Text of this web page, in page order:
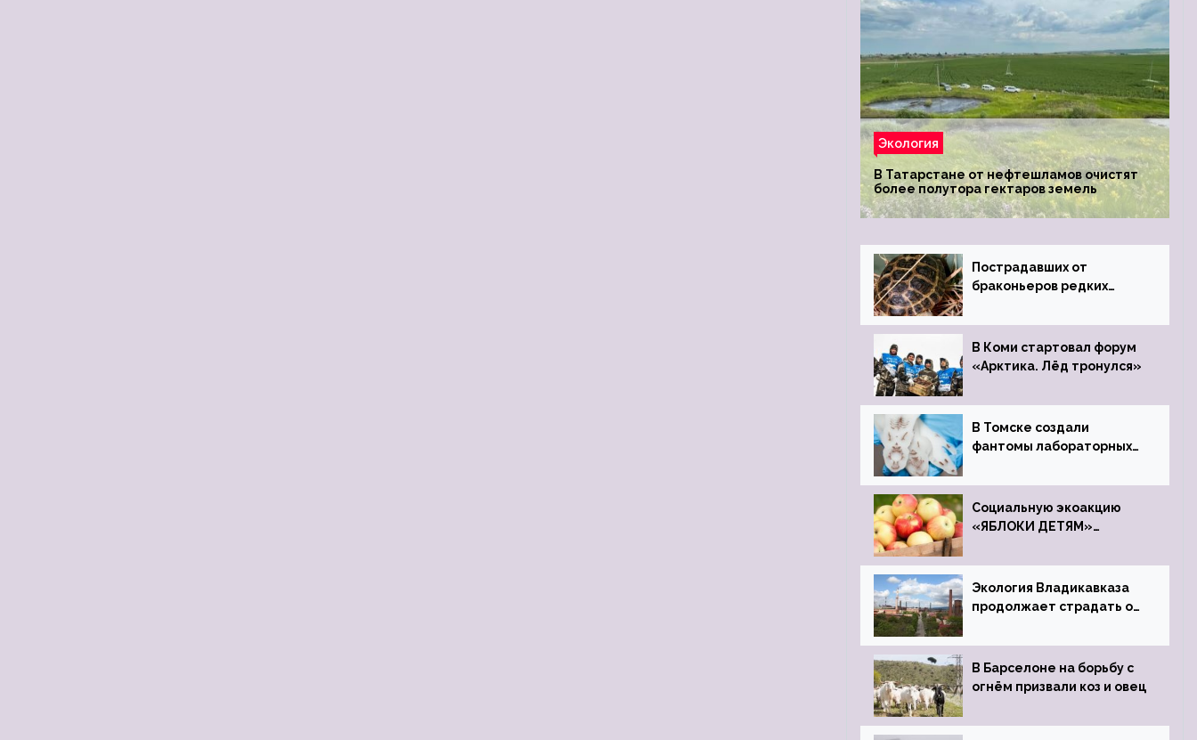
Экология
В Татарстане от нефтешламов очистят
более полутора гектаров земель
Пострадавших от
браконьеров редких
Ростовский зоопарк
В Коми стартовал форум
«Арктика. Лёд тронулся»
В Томске создали
фантомы лабораторных
Социальную экоакцию
«ЯБЛОКИ ДЕТЯМ»
Экология Владикавказа
продолжает страдать от
завода
В Барселоне на борьбу с
огнём призвали коз и овец